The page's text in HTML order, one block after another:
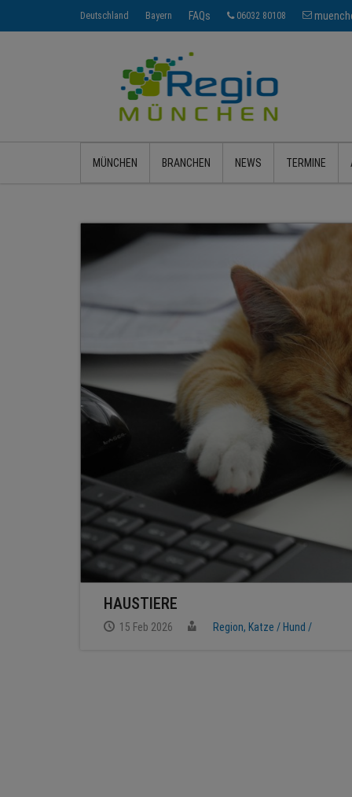
Deutschland Bayern FAQs 06032 80108
MÜNCHEN BRANCHEN NEWS TERMINE
HAUSTIERE
15 Feb 2026 Region, Katze / Hund /